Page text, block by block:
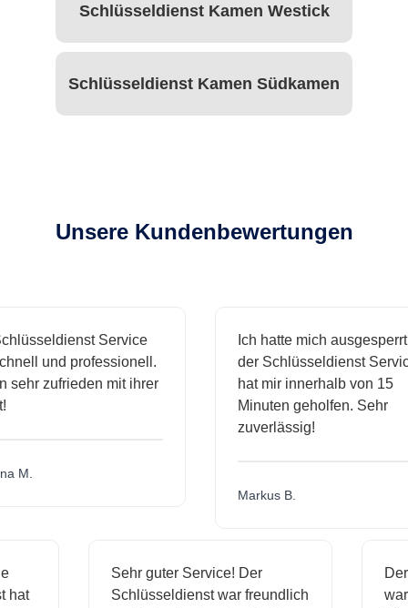
Schlüsseldienst Kamen Westick
Schlüsseldienst Kamen Südkamen
Unsere Kundenbewertungen
Service
und professionell.
zufrieden mit ihrer
M.
Ich hatte mich ausgesperrt
der Schlüsseldienst
hat mir innerhalb von 15
Minuten geholfen. Sehr
zuverlässig!
Markus B.
hat
Sehr guter Service! Der
Schlüsseldienst war freundlich